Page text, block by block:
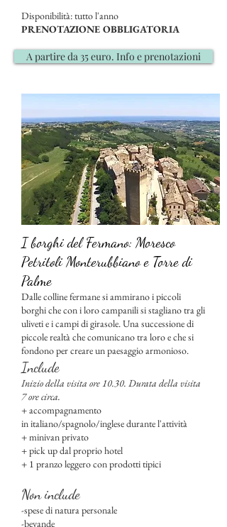
Disponibilità: tutto l'anno
PRENOTAZIONE OBBLIGATORIA
A partire da 35 euro. Info e prenotazioni
I borghi del Fermano: Moresco
Petritoli Monterubbiano e Torre di
Palme
Dalle colline fermane si ammirano i piccoli
borghi che con i loro campanili si stagliano tra gli
uliveti e i campi di girasole. Una successione di
piccole realtà che comunicano tra loro e che si
fondono per creare un paesaggio armonioso.
Include
Inizio della visita ore 10.30. Durata della visita
7 ore circa.
+ accompagnamento
in italiano/spagnolo/inglese durante l'attività
+ minivan privato
+ pick up dal proprio hotel
+ 1 pranzo leggero con prodotti tipici
Non include
-spese di natura personale
-bevande